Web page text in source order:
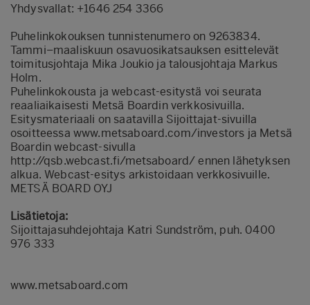
Yhdysvallat: +1646 254 3366
Puhelinkokouksen tunnistenumero on 9263834.
Tammi–maaliskuun osavuosikatsauksen esittelevät
toimitusjohtaja Mika Joukio ja talousjohtaja Markus
Holm.
Puhelinkokousta ja webcast-esitystä voi seurata
reaaliaikaisesti Metsä Boardin verkkosivuilla.
Esitysmateriaali on saatavilla Sijoittajat-sivuilla
osoitteessa www.metsaboard.com/investors ja Metsä
Boardin webcast-sivulla
http://qsb.webcast.fi/metsaboard/ ennen lähetyksen
alkua. Webcast-esitys arkistoidaan verkkosivuille.
METSÄ BOARD OYJ
Lisätietoja:
Sijoittajasuhdejohtaja Katri Sundström, puh. 0400
976 333
www.metsaboard.com